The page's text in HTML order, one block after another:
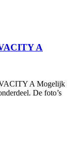
A
A Mogelijk
De foto’s